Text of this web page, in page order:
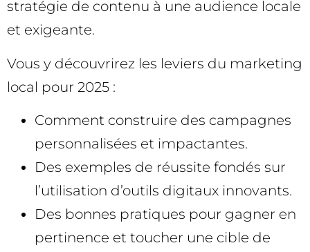
stratégie de contenu à une audience locale
et exigeante.
Vous y découvrirez les leviers du marketing
local pour 2025 :
Comment construire des campagnes
personnalisées et impactantes.
Des exemples de réussite fondés sur
l’utilisation d’outils digitaux innovants.
Des bonnes pratiques pour gagner en
pertinence et toucher une cible de